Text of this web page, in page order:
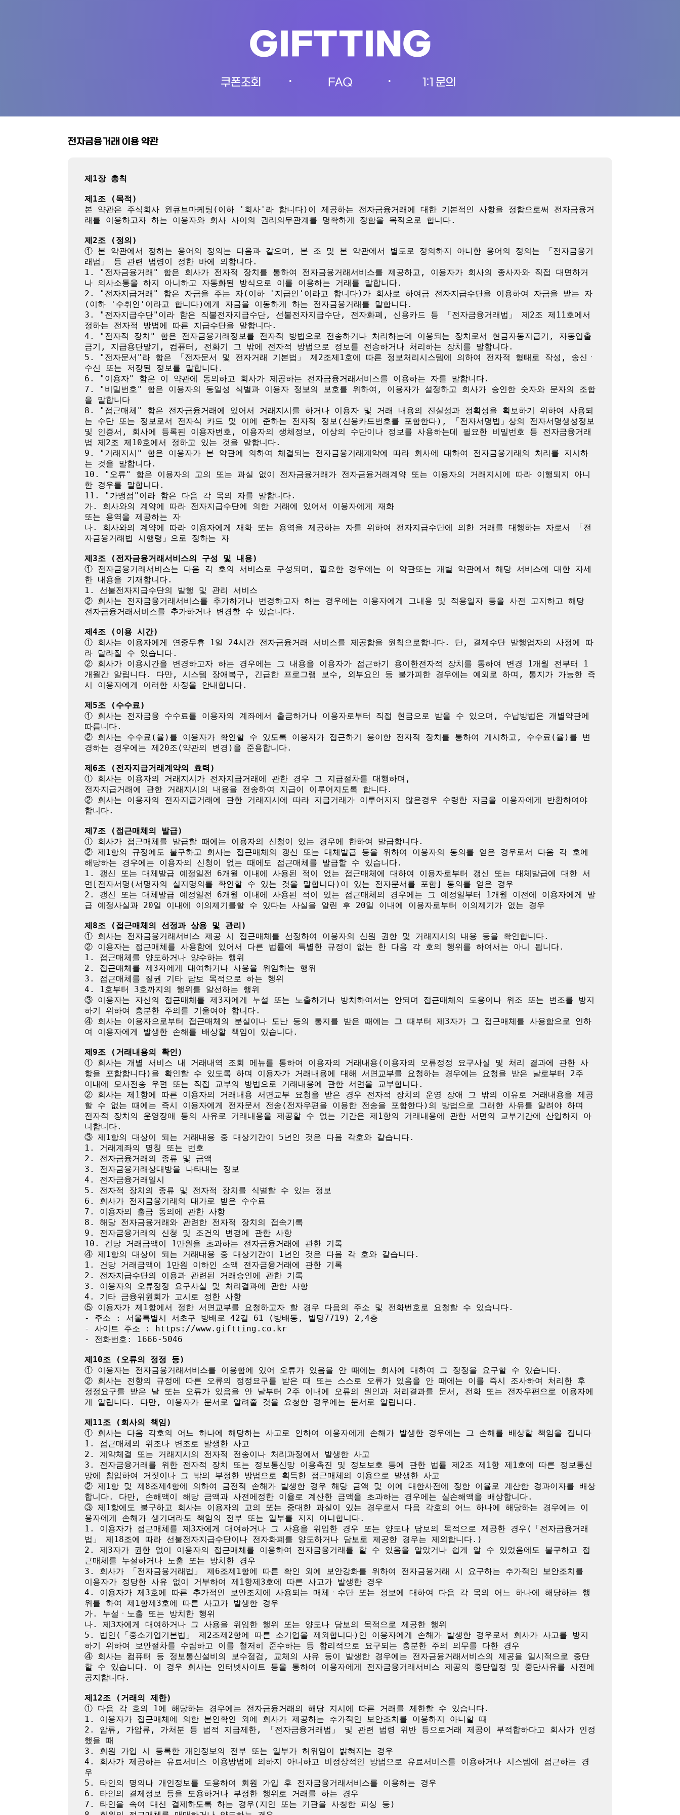
GIFTTING
쿠폰조회 • FAQ • 1:1 문의
전자금융거래 이용 약관
제1장 총칙
제1조 (목적)
본 약관은 주식회사 윈큐브마케팅(이하 '회사'라 합니다)이 제공하는 전자금융거래에 대한 기본적인 사항을 정함으로써 전자금융거
래를 이용하고자 하는 이용자와 회사 사이의 권리의무관계를 명확하게 정함을 목적으로 합니다.
제2조 (정의)
① 본 약관에서 정하는 용어의 정의는 다음과 같으며, 본 조 및 본 약관에서 별도로 정의하지 아니한 용어의 정의는 「전자금융거
래법」 등 관련 법령이 정한 바에 의합니다.
1. "전자금융거래" 함은 회사가 전자적 장치를 통하여 전자금융거래서비스를 제공하고, 이용자가 회사의 종사자와 직접 대면하거
나 의사소통을 하지 아니하고 자동화된 방식으로 이를 이용하는 거래를 말합니다.
2. "전자지급거래" 함은 자금을 주는 자(이하 '지급인'이라고 합니다)가 회사로 하여금 전자지급수단을 이용하여 자금을 받는 자
(이하 '수취인'이라고 합니다)에게 자금을 이동하게 하는 전자금융거래를 말합니다.
3. "전자지급수단"이라 함은 직불전자지급수단, 선불전자지급수단, 전자화폐, 신용카드 등 「전자금융거래법」 제2조 제11호에서
정하는 전자적 방법에 따른 지급수단을 말합니다.
4. "전자적 장치" 함은 전자금융거래정보를 전자적 방법으로 전송하거나 처리하는데 이용되는 장치로서 현금자동지급기, 자동입출
금기, 지급용단말기, 컴퓨터, 전화기 그 밖에 전자적 방법으로 정보를 전송하거나 처리하는 장치를 말합니다.
5. "전자문서"라 함은 「전자문서 및 전자거래 기본법」 제2조제1호에 따른 정보처리시스템에 의하여 전자적 형태로 작성, 송신ㆍ
수신 또는 저장된 정보를 말합니다.
6. "이용자" 함은 이 약관에 동의하고 회사가 제공하는 전자금융거래서비스를 이용하는 자를 말합니다.
7. "비밀번호" 함은 이용자의 동일성 식별과 이용자 정보의 보호를 위하여, 이용자가 설정하고 회사가 승인한 숫자와 문자의 조합
을 말합니다
8. "접근매체" 함은 전자금융거래에 있어서 거래지시를 하거나 이용자 및 거래 내용의 진실성과 정확성을 확보하기 위하여 사용되
는 수단 또는 정보로서 전자식 카드 및 이에 준하는 전자적 정보(신용카드번호를 포함한다), 「전자서명법」상의 전자서명생성정보
및 인증서, 회사에 등록된 이용자번호, 이용자의 생체정보, 이상의 수단이나 정보를 사용하는데 필요한 비밀번호 등 전자금융거래
법 제2조 제10호에서 정하고 있는 것을 말합니다.
9. "거래지시" 함은 이용자가 본 약관에 의하여 체결되는 전자금융거래계약에 따라 회사에 대하여 전자금융거래의 처리를 지시하
는 것을 말합니다.
10. "오류" 함은 이용자의 고의 또는 과실 없이 전자금융거래가 전자금융거래계약 또는 이용자의 거래지시에 따라 이행되지 아니
한 경우를 말합니다.
11. "가맹점"이라 함은 다음 각 목의 자를 말합니다.
가. 회사와의 계약에 따라 전자지급수단에 의한 거래에 있어서 이용자에게 재화
또는 용역을 제공하는 자
나. 회사와의 계약에 따라 이용자에게 재화 또는 용역을 제공하는 자를 위하여 전자지급수단에 의한 거래를 대행하는 자로서 「전
자금융거래법 시행령」으로 정하는 자
제3조 (전자금융거래서비스의 구성 및 내용)
① 전자금융거래서비스는 다음 각 호의 서비스로 구성되며, 필요한 경우에는 이 약관또는 개별 약관에서 해당 서비스에 대한 자세
한 내용을 기재합니다.
1. 선불전자지급수단의 발행 및 관리 서비스
② 회사는 전자금융거래서비스를 추가하거나 변경하고자 하는 경우에는 이용자에게 그내용 및 적용일자 등을 사전 고지하고 해당
전자금융거래서비스를 추가하거나 변경할 수 있습니다.
제4조 (이용 시간)
① 회사는 이용자에게 연중무휴 1일 24시간 전자금융거래 서비스를 제공함을 원칙으로합니다. 단, 결제수단 발행업자의 사정에 따
라 달라질 수 있습니다.
② 회사가 이용시간을 변경하고자 하는 경우에는 그 내용을 이용자가 접근하기 용이한전자적 장치를 통하여 변경 1개월 전부터 1
개월간 알립니다. 다만, 시스템 장애복구, 긴급한 프로그램 보수, 외부요인 등 불가피한 경우에는 예외로 하며, 통지가 가능한 즉
시 이용자에게 이러한 사정을 안내합니다.
제5조 (수수료)
① 회사는 전자금융 수수료를 이용자의 계좌에서 출금하거나 이용자로부터 직접 현금으로 받을 수 있으며, 수납방법은 개별약관에
따릅니다.
② 회사는 수수료(율)를 이용자가 확인할 수 있도록 이용자가 접근하기 용이한 전자적 장치를 통하여 게시하고, 수수료(율)를 변
경하는 경우에는 제20조(약관의 변경)을 준용합니다.
제6조 (전자지급거래계약의 효력)
① 회사는 이용자의 거래지시가 전자지급거래에 관한 경우 그 지급절차를 대행하며,
전자지급거래에 관한 거래지시의 내용을 전송하여 지급이 이루어지도록 합니다.
② 회사는 이용자의 전자지급거래에 관한 거래지시에 따라 지급거래가 이루어지지 않은경우 수령한 자금을 이용자에게 반환하여야
합니다.
제7조 (접근매체의 발급)
① 회사가 접근매체를 발급할 때에는 이용자의 신청이 있는 경우에 한하여 발급합니다.
② 제1항의 규정에도 불구하고 회사는 접근매체의 갱신 또는 대체발급 등을 위하여 이용자의 동의를 얻은 경우로서 다음 각 호에
해당하는 경우에는 이용자의 신청이 없는 때에도 접근매체를 발급할 수 있습니다.
1. 갱신 또는 대체발급 예정일전 6개월 이내에 사용된 적이 없는 접근매체에 대하여 이용자로부터 갱신 또는 대체발급에 대한 서
면[전자서명(서명자의 실지명의를 확인할 수 있는 것을 말합니다)이 있는 전자문서를 포함] 동의를 얻은 경우
2. 갱신 또는 대체발급 예정일전 6개월 이내에 사용된 적이 있는 접근매체의 경우에는 그 예정일부터 1개월 이전에 이용자에게 발
급 예정사실과 20일 이내에 이의제기를할 수 있다는 사실을 알린 후 20일 이내에 이용자로부터 이의제기가 없는 경우
제8조 (접근매체의 선정과 상용 및 관리)
① 회사는 전자금융거래서비스 제공 시 접근매체를 선정하여 이용자의 신원 권한 및 거래지시의 내용 등을 확인합니다.
② 이용자는 접근매체를 사용함에 있어서 다른 법률에 특별한 규정이 없는 한 다음 각 호의 행위를 하여서는 아니 됩니다.
1. 접근매체를 양도하거나 양수하는 행위
2. 접근매체를 제3자에게 대여하거나 사용을 위임하는 행위
3. 접근매체를 질권 기타 담보 목적으로 하는 행위
4. 1호부터 3호까지의 행위를 알선하는 행위
③ 이용자는 자신의 접근매체를 제3자에게 누설 또는 노출하거나 방치하여서는 안되며 접근매체의 도용이나 위조 또는 변조를 방지
하기 위하여 충분한 주의를 기울여야 합니다.
④ 회사는 이용자으로부터 접근매체의 분실이나 도난 등의 통지를 받은 때에는 그 때부터 제3자가 그 접근매체를 사용함으로 인하
여 이용자에게 발생한 손해를 배상할 책임이 있습니다.
제9조 (거래내용의 확인)
① 회사는 개별 서비스 내 거래내역 조회 메뉴를 통하여 이용자의 거래내용(이용자의 오류정정 요구사실 및 처리 결과에 관한 사
항을 포함합니다)을 확인할 수 있도록 하며 이용자가 거래내용에 대해 서면교부를 요청하는 경우에는 요청을 받은 날로부터 2주
이내에 모사전송 우편 또는 직접 교부의 방법으로 거래내용에 관한 서면을 교부합니다.
② 회사는 제1항에 따른 이용자의 거래내용 서면교부 요청을 받은 경우 전자적 장치의 운영 장애 그 밖의 이유로 거래내용을 제공
할 수 없는 때에는 즉시 이용자에게 전자문서 전송(전자우편을 이용한 전송을 포함한다)의 방법으로 그러한 사유를 알려야 하며
전자적 장치의 운영장애 등의 사유로 거래내용을 제공할 수 없는 기간은 제1항의 거래내용에 관한 서면의 교부기간에 산입하지 아
니합니다.
③ 제1항의 대상이 되는 거래내용 중 대상기간이 5년인 것은 다음 각호와 같습니다.
1. 거래계좌의 명칭 또는 번호
2. 전자금융거래의 종류 및 금액
3. 전자금융거래상대방을 나타내는 정보
4. 전자금융거래일시
5. 전자적 장치의 종류 및 전자적 장치를 식별할 수 있는 정보
6. 회사가 전자금융거래의 대가로 받은 수수료
7. 이용자의 출금 동의에 관한 사항
8. 해당 전자금융거래와 관련한 전자적 장치의 접속기록
9. 전자금융거래의 신청 및 조건의 변경에 관한 사항
10. 건당 거래금액이 1만원을 초과하는 전자금융거래에 관한 기록
④ 제1항의 대상이 되는 거래내용 중 대상기간이 1년인 것은 다음 각 호와 같습니다.
1. 건당 거래금액이 1만원 이하인 소액 전자금융거래에 관한 기록
2. 전자지급수단의 이용과 관련된 거래승인에 관한 기록
3. 이용자의 오류정정 요구사실 및 처리결과에 관한 사항
4. 기타 금융위원회가 고시로 정한 사항
⑤ 이용자가 제1항에서 정한 서면교부를 요청하고자 할 경우 다음의 주소 및 전화번호로 요청할 수 있습니다.
- 주소 : 서울특별시 서초구 방배로 42길 61 (방배동, 빌딩7719) 2,4층
- 사이트 주소 : https://www.giftting.co.kr
- 전화번호: 1666-5046
제10조 (오류의 정정 등)
① 이용자는 전자금융거래서비스를 이용함에 있어 오류가 있음을 안 때에는 회사에 대하여 그 정정을 요구할 수 있습니다.
② 회사는 전항의 규정에 따른 오류의 정정요구를 받은 때 또는 스스로 오류가 있음을 안 때에는 이를 즉시 조사하여 처리한 후
정정요구를 받은 날 또는 오류가 있음을 안 날부터 2주 이내에 오류의 원인과 처리결과를 문서, 전화 또는 전자우편으로 이용자에
게 알립니다. 다만, 이용자가 문서로 알려줄 것을 요청한 경우에는 문서로 알립니다.
제11조 (회사의 책임)
① 회사는 다음 각호의 어느 하나에 해당하는 사고로 인하여 이용자에게 손해가 발생한 경우에는 그 손해를 배상할 책임을 집니다
1. 접근매체의 위조나 변조로 발생한 사고
2. 계약체결 또는 거래지시의 전자적 전송이나 처리과정에서 발생한 사고
3. 전자금융거래를 위한 전자적 장치 또는 정보통신망 이용촉진 및 정보보호 등에 관한 법률 제2조 제1항 제1호에 따른 정보통신
망에 침입하여 거짓이나 그 밖의 부정한 방법으로 획득한 접근매체의 이용으로 발생한 사고
② 제1항 및 제8조제4항에 의하여 금전적 손해가 발생한 경우 해당 금액 및 이에 대한사전에 정한 이율로 계산한 경과이자를 배상
합니다. 다만, 손해액이 해당 금액과 사전에정한 이율로 계산한 금액을 초과하는 경우에는 실손해액을 배상합니다.
③ 제1항에도 불구하고 회사는 이용자의 고의 또는 중대한 과실이 있는 경우로서 다음 각호의 어느 하나에 해당하는 경우에는 이
용자에게 손해가 생기더라도 책임의 전부 또는 일부를 지지 아니합니다.
1. 이용자가 접근매체를 제3자에게 대여하거나 그 사용을 위임한 경우 또는 양도나 담보의 목적으로 제공한 경우(「전자금융거래
법」 제18조에 따라 선불전자지급수단이나 전자화폐를 양도하거나 담보로 제공한 경우는 제외합니다.)
2. 제3자가 권한 없이 이용자의 접근매체를 이용하여 전자금융거래를 할 수 있음을 알았거나 쉽게 알 수 있었음에도 불구하고 접
근매체를 누설하거나 노출 또는 방치한 경우
3. 회사가 「전자금융거래법」 제6조제1항에 따른 확인 외에 보안강화를 위하여 전자금융거래 시 요구하는 추가적인 보안조치를
이용자가 정당한 사유 없이 거부하여 제1항제3호에 따른 사고가 발생한 경우
4. 이용자가 제3호에 따른 추가적인 보안조치에 사용되는 매체ㆍ수단 또는 정보에 대하여 다음 각 목의 어느 하나에 해당하는 행
위를 하여 제1항제3호에 따른 사고가 발생한 경우
가. 누설ㆍ노출 또는 방치한 행위
나. 제3자에게 대여하거나 그 사용을 위임한 행위 또는 양도나 담보의 목적으로 제공한 행위
5. 법인(「중소기업기본법」 제2조제2항에 따른 소기업을 제외합니다)인 이용자에게 손해가 발생한 경우로서 회사가 사고를 방지
하기 위하여 보안절차를 수립하고 이를 철저히 준수하는 등 합리적으로 요구되는 충분한 주의 의무를 다한 경우
④ 회사는 컴퓨터 등 정보통신설비의 보수점검, 교체의 사유 등이 발생한 경우에는 전자금융거래서비스의 제공을 일시적으로 중단
할 수 있습니다. 이 경우 회사는 인터넷사이트 등을 통하여 이용자에게 전자금융거래서비스 제공의 중단일정 및 중단사유를 사전에
공지합니다.
제12조 (거래의 제한)
① 다음 각 호의 1에 해당하는 경우에는 전자금융거래의 해당 지시에 따른 거래를 제한할 수 있습니다.
1. 이용자가 접근매체에 의한 본인확인 외에 회사가 제공하는 추가적인 보안조치를 이용하지 아니할 때
2. 압류, 가압류, 가처분 등 법적 지급제한, 「전자금융거래법」 및 관련 법령 위반 등으로거래 제공이 부적합하다고 회사가 인정
했을 때
3. 회원 가입 시 등록한 개인정보의 전부 또는 일부가 허위임이 밝혀지는 경우
4. 회사가 제공하는 유료서비스 이용방법에 의하지 아니하고 비정상적인 방법으로 유료서비스를 이용하거나 시스템에 접근하는 경
우
5. 타인의 명의나 개인정보를 도용하여 회원 가입 후 전자금융거래서비스를 이용하는 경우
6. 타인의 결제정보 등을 도용하거나 부정한 행위로 거래를 하는 경우
7. 타인을 속여 대신 결제하도록 하는 경우(지인 또는 기관을 사칭한 피싱 등)